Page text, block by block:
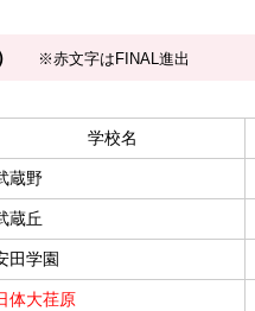
※赤文字はFINAL進出
学校名
蔵野
蔵丘
田学園
体大荏原